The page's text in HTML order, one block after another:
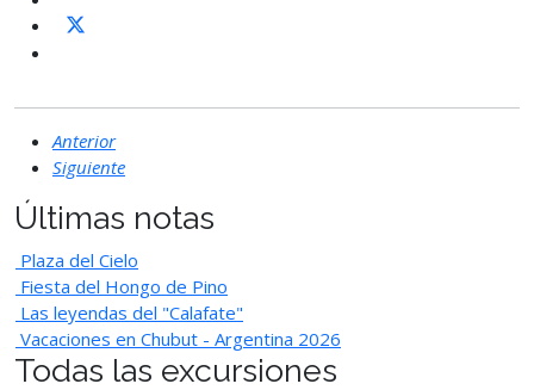
Anterior
Siguiente
Últimas notas
Plaza del Cielo
Fiesta del Hongo de Pino
Las leyendas del "Calafate"
Vacaciones en Chubut - Argentina 2026
Todas las excursiones